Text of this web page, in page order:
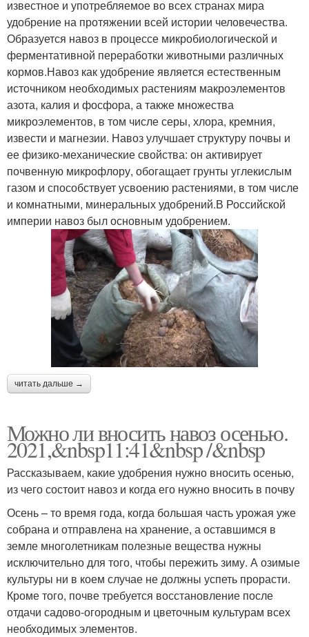
известное и употребляемое во всех странах мира
удобрение на протяжении всей истории человечества.
Образуется навоз в процессе микробиологической и
ферментативной переработки животными различных
кормов.Навоз как удобрение является естественным
источником необходимых растениям макроэлементов
азота, калия и фосфора, а также множества
микроэлементов, в том числе серы, хлора, кремния,
извести и магнезии. Навоз улучшает структуру почвы и
ее физико-механические свойства: он активирует
почвенную микрофлору, обогащает грунты углекислым
газом и способствует усвоению растениями, в том числе
и комнатными, минеральных удобрений.В Российской
империи навоз был основным удобрением.
читать дальше →
Можно ли вносить навоз осенью.
2021,&nbsp11:41&nbsp /&nbsp
Рассказываем, какие удобрения нужно вносить осенью,
из чего состоит навоз и когда его нужно вносить в почву
Осень – то время года, когда большая часть урожая уже
собрана и отправлена на хранение, а оставшимся в
земле многолетникам полезные вещества нужны
исключительно для того, чтобы пережить зиму. А озимые
культуры ни в коем случае не должны успеть прорасти.
Кроме того, почве требуется восстановление после
отдачи садово-огородным и цветочным культурам всех
необходимых элементов.